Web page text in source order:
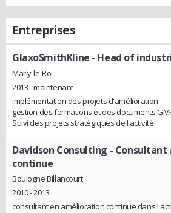
Entreprises
GlaxoSmithKline - Head of
Marly-le-Roi
2013 - maintenant
implémentation des projets d'amélioration
gestion des formations et des documents
Suivi des projets stratégiques de l'activité
Davidson Consulting -
continue
Boulogne Billancourt
2010 - 2013
consultant en amélioration continue dans